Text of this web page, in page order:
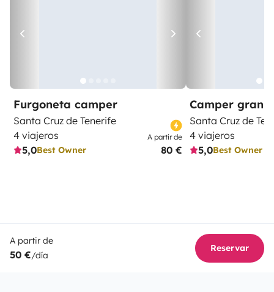
Furgoneta camper
Santa Cruz de Tenerife
4 viajeros
5,0Best Owner
A partir de
80 €
Camper gran
Santa Cruz de
4 viajeros
5,0Best Owner
A partir de
50 €/día
Reservar